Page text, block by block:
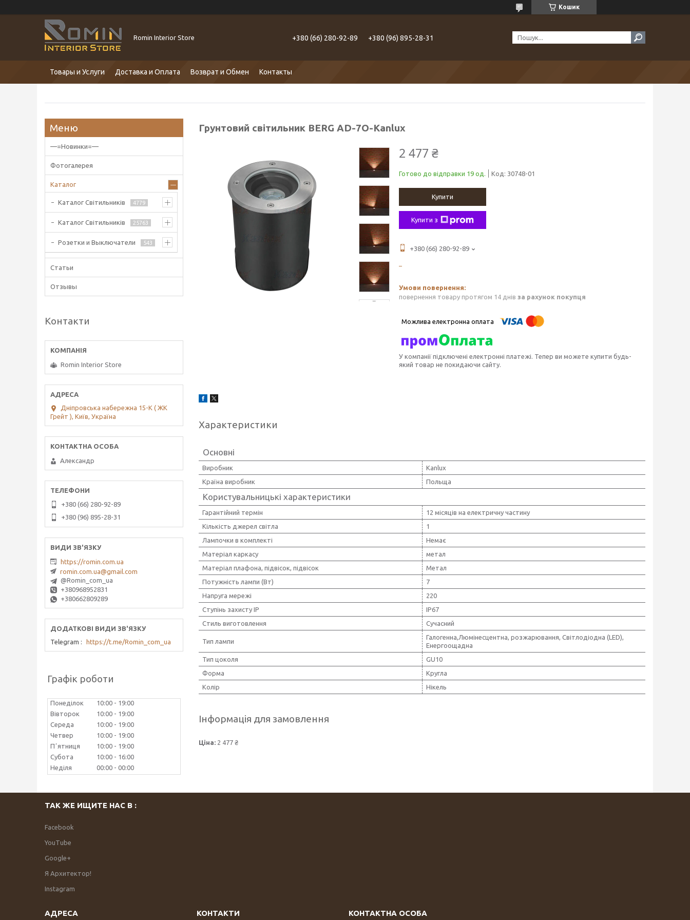
Кошик
Romin Interior Store +380 (66) 280-92-89 +380 (96) 895-28-31
Товары и Услуги Доставка и Оплата Возврат и Обмен Контакты
Грунтовий світильник BERG AD-7O-Kanlux
2 477 ₴
Готово до відправки 19 од. Код: 30748-01
Купити
Купити з
+380 (66) 280-92-89
повернення товару протягом 14 днів за рахунок покупця
У компанії підключені електронні платежі. Тепер ви можете купити будь-
який товар не покидаючи сайту.
Характеристики
Основні
Виробник
Kanlux
Країна виробник
Польща
Користувальницькі характеристики
Гарантійний термін
12 місяців на електричну частину
Кількість джерел світла
1
Лампочки в комплекті
Немає
Матеріал каркасу
метал
Матеріал плафона, підвісок, підвісок
Метал
Потужність лампи (Вт)
7
Напруга мережі
220
Ступінь захисту IP
IP67
Стиль виготовлення
Сучасний
Тип лампи
Галогенна,Люмінесцентна, розжарювання, Світлодіодна (LED),
Енергоощадна
Тип цоколя
GU10
Форма
Кругла
Колір
Нікель
Інформація для замовлення
Ціна: 2 477 ₴
—=Новинки=—
Фотогалерея
Каталог
Каталог Світильників 4779
Каталог Світильників 25763
Розетки и Выключатели 543
Статьи
Отзывы
Контакти
Romin Interior Store
Дніпровська набережна 15-К ( ЖК
Грейт ), Київ, Україна
Александр
+380 (66) 280-92-89
+380 (96) 895-28-31
https://romin.com.ua
romin.com.ua@gmail.com
@Romin_com_ua
+380968952831
+380662809289
Telegram https://t.me/Romin_com_ua
Графік роботи
Понеділок 10:00
19:00
Вівторок
10:00
19:00
Середа
10:00
19:00
Четвер
10:00
19:00
Пʼятниця
10:00
19:00
Субота
10:00
16:00
Неділя
00:00 00:00
ТАК ЖЕ ИЩИТЕ НАС В :
Facebook
YouTube
Google+
Я Архитектор!
Instagram